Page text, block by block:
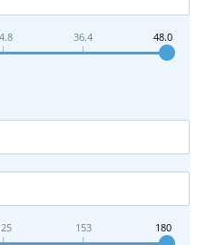
36.4 48.0
153 180